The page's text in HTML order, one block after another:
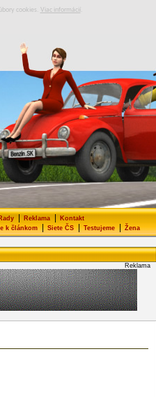
cookies. Viac informácií
Reklama Kontakt
k článkom| Siete ČS| Testujeme| Žena
Reklama